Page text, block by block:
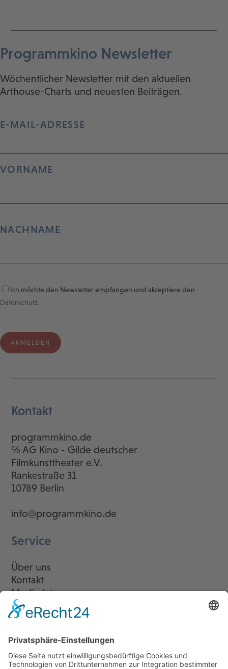
Programmkino Newsletter
Wöchentlicher Newsletter mit den aktuellen
Arthouse-Charts und neuesten Beiträgen.
E-MAIL-ADRESSE
VORNAME
NACHNAME
Ich möchte den Newsletter empfangen und akzeptiere den
Datenschutz.
Kontakt
programmkino.de
℅ AG Kino - Gilde deutscher
Filmkunsttheater e.V.
Rankestraße 31
10789 Berlin
info@programmkino.de
Service
Über uns
Kontakt
Mediadaten
Newsletter
LogIn
Legal